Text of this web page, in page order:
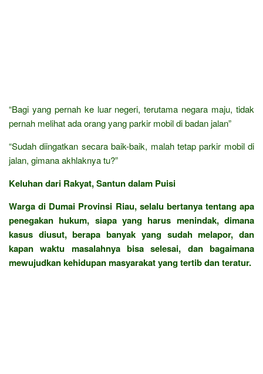
“Bagi yang pernah ke luar negeri, terutama negara maju, tidak
pernah melihat ada orang yang parkir mobil di badan jalan”
“Sudah diingatkan secara baik-baik, malah tetap parkir mobil di
jalan, gimana akhlaknya tu?”
Keluhan dari Rakyat, Santun dalam Puisi
Warga di Dumai Provinsi Riau, selalu bertanya tentang apa
penegakan hukum, siapa yang harus menindak, dimana
kasus diusut, berapa banyak yang sudah melapor, dan
kapan waktu masalahnya bisa selesai, dan bagaimana
mewujudkan kehidupan masyarakat yang tertib dan teratur.